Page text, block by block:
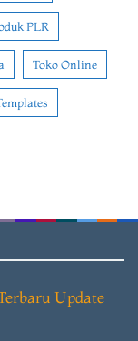
PLR
Toko Online
Update